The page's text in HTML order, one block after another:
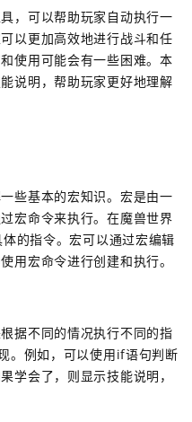
，可以帮助玩家自动执行一
以更加高效地进行战斗和任
使用可能会有一些困难。本
说明，帮助玩家更好地理解
些基本的宏知识。宏是由一
宏命令来执行。在魔兽世界
的指令。宏可以通过宏编辑
用宏命令进行创建和执行。
据不同的情况执行不同的指
。例如，可以使用if语句判断
学会了，则显示技能说明，